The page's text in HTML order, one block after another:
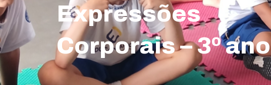
Expressões
Corporais – 3º ano